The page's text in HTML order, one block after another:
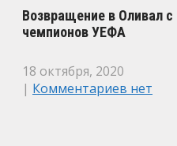
Возвращение в Оливал
чемпионов УЕФА
18 октября, 2020
| Комментариев нет